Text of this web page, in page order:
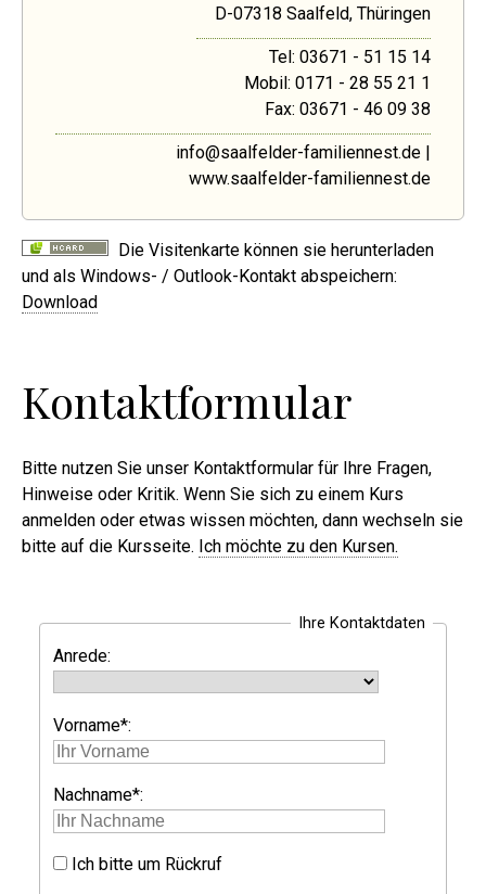
D-07318 Saalfeld, Thüringen
Tel: 03671 - 51 15 14
Mobil: 0171 - 28 55 21 1
Fax: 03671 - 46 09 38
info@saalfelder-familiennest.de
www.saalfelder-familiennest.de
Die Visitenkarte können sie herunterladen
und als Windows- / Outlook-Kontakt abspeichern:
Download
Kontaktformular
Bitte nutzen Sie unser Kontaktformular für Ihre Fragen,
Hinweise oder Kritik. Wenn Sie sich zu einem Kurs
anmelden oder etwas wissen möchten, dann wechseln sie
bitte auf die Kursseite. Ich möchte zu den Kursen.
Ihre Kontaktdaten
Anrede:
Vorname*:
Nachname*:
Ich bitte um Rückruf